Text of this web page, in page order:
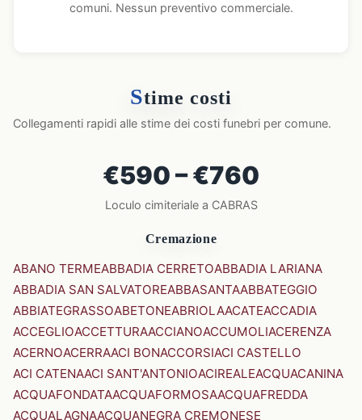
comuni. Nessun preventivo commerciale.
Stime costi
Collegamenti rapidi alle stime dei costi funebri per comune.
€590 – €760
Loculo cimiteriale a CABRAS
Cremazione
ABANO TERMEABBADIA CERRETOABBADIA LARIANA
ABBADIA SAN SALVATOREABBASANTAABBATEGGIO
ABBIATEGRASSOABETONEABRIOLAACATEACCADIA
ACCEGLIOACCETTURAACCIANOACCUMOLIACERENZA
ACERNOACERRAACI BONACCORSIACI CASTELLO
ACI CATENAACI SANT'ANTONIOACIREALEACQUACANINA
ACQUAFONDATAACQUAFORMOSAACQUAFREDDA
ACQUALAGNAACQUANEGRA CREMONESE